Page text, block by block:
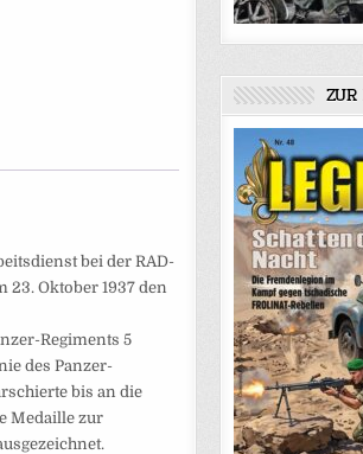
bei der RAD-
Oktober 1937 den
Re­giments 5
des Panzer-
bis an die
Medaille zur